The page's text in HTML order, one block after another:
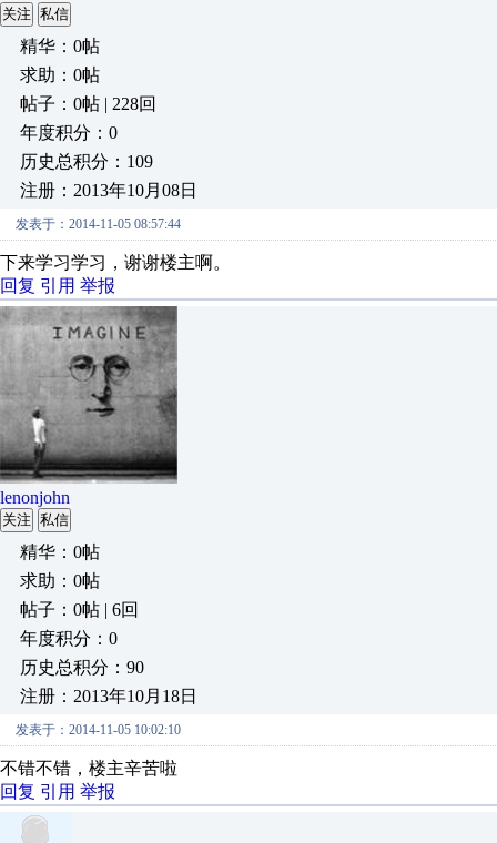
关注 私信
精华：0帖
求助：0帖
帖子：0帖 | 228回
年度积分：0
历史总积分：109
注册：2013年10月08日
发表于：2014-11-05 08:57:44
下来学习学习，谢谢楼主啊。
回复 引用 举报
lenonjohn
关注 私信
精华：0帖
求助：0帖
帖子：0帖 | 6回
年度积分：0
历史总积分：90
注册：2013年10月18日
发表于：2014-11-05 10:02:10
不错不错，楼主辛苦啦
回复 引用 举报